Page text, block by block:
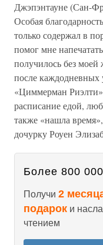
Джэпэнтауне (Сан-
Особая
только содержал в
помог мне
получилось без
после
«Циммерман
расписание едой,
также «нашла
дочурку Роуен
Более 800
Получи 2
подарок и
чтением